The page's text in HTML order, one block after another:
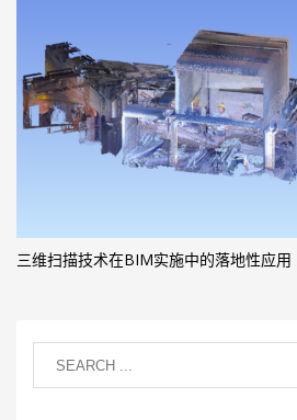
三维扫描技术在BIM实施中的落地性应用